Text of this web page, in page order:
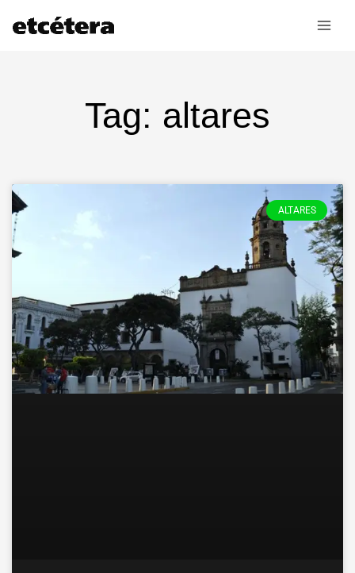
Tag: altares
ALTARES